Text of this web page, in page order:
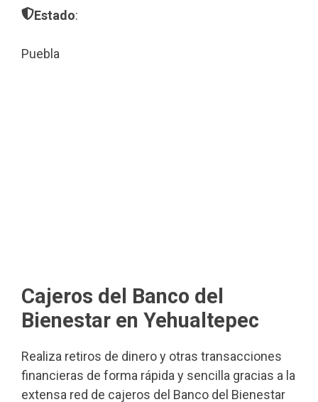
Estado:
Puebla
Cajeros del Banco del
Bienestar en Yehualtepec
Realiza retiros de dinero y otras transacciones
financieras de forma rápida y sencilla gracias a la
extensa red de cajeros del Banco del Bienestar